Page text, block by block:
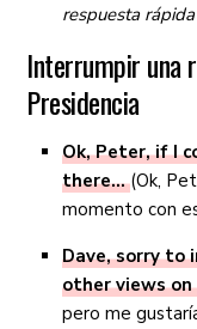
respuesta rápida
Interrumpir una
Presidencia
Ok, Peter, if I
there…(Ok,
momento con
Dave, sorry to
other views
pero me